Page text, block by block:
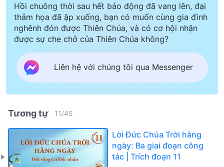
Hồi chuông thời sau hết báo động đã vang lên, đại
thảm họa đã ập xuống, bạn có muốn cùng gia đình
nghênh đón được Thiên Chúa, và có cơ hội nhận
được sự che chở của Thiên Chúa không?
Liên hệ với chúng tôi qua Messenger
Tương tự 11/45
Lời Đức Chúa Trời hằng
ngày: Ba giai đoạn công
tác | Trích đoạn 11